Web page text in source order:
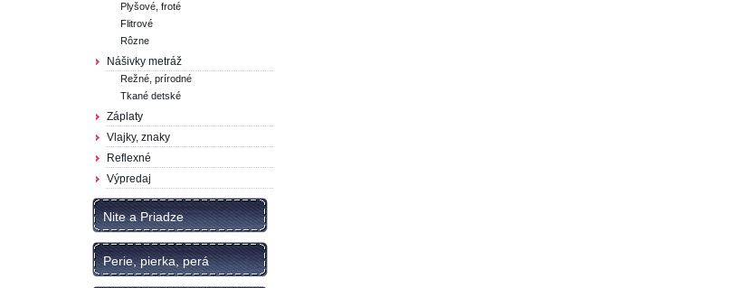
Plyšové, froté
Flitrové
Rôzne
Nášivky metráž
Režné, prírodné
Tkané detské
Záplaty
Vlajky, znaky
Reflexné
Výpredaj
Nite a Priadze
Perie, pierka, perá